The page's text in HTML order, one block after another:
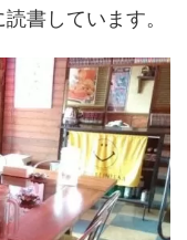
書しています。